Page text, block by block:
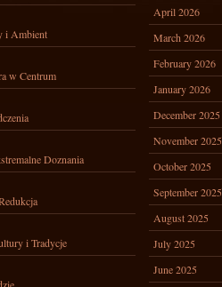
i Ambient
w Centrum
Doznania
i Tradycje
April 2026
March 2026
February 2026
January 2026
December 2025
November 2025
October 2025
September 2025
August 2025
July 2025
June 2025